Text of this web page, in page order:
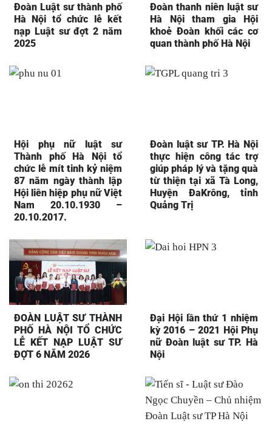
Đoàn Luật sư thành phố
Hà Nội tổ chức lễ kết
nạp Luật sư đợt 2 năm
2025
Đoàn thanh niên luật sư
Hà Nội tham gia Hội
khoẻ Đoàn khối các cơ
quan thành phố Hà Nội
Hội phụ nữ luật sư
Thành phố Hà Nội tổ
chức lễ mít tinh kỷ niệm
87 năm ngày thành lập
Hội liên hiệp phụ nữ Việt
Nam 20.10.1930 –
20.10.2017.
Đoàn luật sư TP. Hà Nội
thực hiện công tác trợ
giúp pháp lý và tặng quà
từ thiện tại xã Tà Long,
Huyện ĐaKrông, tỉnh
Quảng Trị
ĐOÀN LUẬT SƯ THÀNH
PHỐ HÀ NỘI TỔ CHỨC
LỄ KẾT NẠP LUẬT SƯ
ĐỢT 6 NĂM 2026
Đại Hội lần thứ 1 nhiệm
kỳ 2016 – 2021 Hội Phụ
nữ Đoàn luật sư TP. Hà
Nội